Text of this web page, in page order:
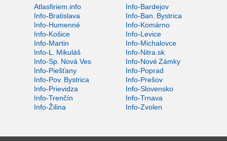
Atlasfiriem.info
Info-Bardejov
Info-Bratislava
Info-Ban. Bystrica
Info-Humenné
Info-Komárno
Info-Košice
Info-Levice
Info-Martin
Info-Michalovce
Info-L. Mikuláš
Info-Nitra.sk
Info-Sp. Nová Ves
Info-Nové Zámky
Info-Piešťany
Info-Poprad
Info-Pov. Bystrica
Info-Prešov
Info-Prievidza
Info-Slovensko
Info-Trenčín
Info-Trnava
Info-Žilina
Info-Zvolen